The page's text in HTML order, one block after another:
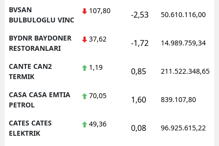
BVSAN
BULBULOGLU VINC
107,80 -2,53 50.610.116,00
BYDNR BAYDONER
RESTORANLARI
37,62 -1,72 14.989.759,34
CANTE CAN2
TERMIK
1,19 0,85 211.522.348,65
CASA CASA EMTIA
PETROL
70,05 1,60 839.107,80
CATES CATES
ELEKTRIK
49,36 0,08 96.925.615,22